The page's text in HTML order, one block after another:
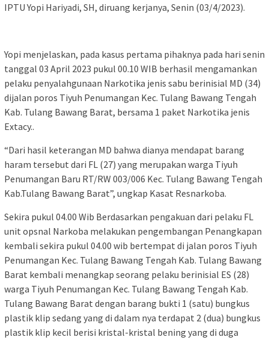
IPTU Yopi Hariyadi, SH, diruang kerjanya, Senin (03/4/2023).
Yopi menjelaskan, pada kasus pertama pihaknya pada hari senin
tanggal 03 April 2023 pukul 00.10 WIB berhasil mengamankan
pelaku penyalahgunaan Narkotika jenis sabu berinisial MD (34)
dijalan poros Tiyuh Penumangan Kec. Tulang Bawang Tengah
Kab. Tulang Bawang Barat, bersama 1 paket Narkotika jenis
Extacy..
“Dari hasil keterangan MD bahwa dianya mendapat barang
haram tersebut dari FL (27) yang merupakan warga Tiyuh
Penumangan Baru RT/RW 003/006 Kec. Tulang Bawang Tengah
Kab.Tulang Bawang Barat”, ungkap Kasat Resnarkoba.
Sekira pukul 04.00 Wib Berdasarkan pengakuan dari pelaku FL
unit opsnal Narkoba melakukan pengembangan Penangkapan
kembali sekira pukul 04.00 wib bertempat di jalan poros Tiyuh
Penumangan Kec. Tulang Bawang Tengah Kab. Tulang Bawang
Barat kembali menangkap seorang pelaku berinisial ES (28)
warga Tiyuh Penumangan Kec. Tulang Bawang Tengah Kab.
Tulang Bawang Barat dengan barang bukti 1 (satu) bungkus
plastik klip sedang yang di dalam nya terdapat 2 (dua) bungkus
plastik klip kecil berisi kristal-kristal bening yang di duga